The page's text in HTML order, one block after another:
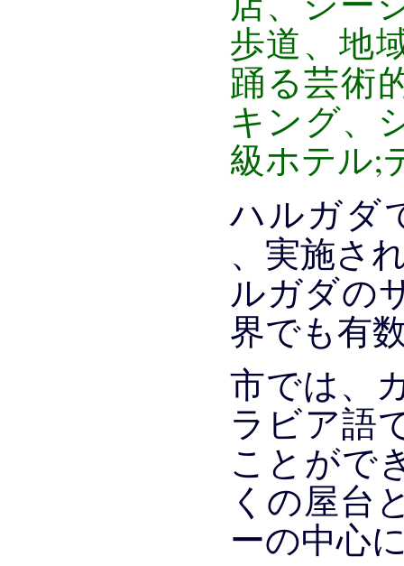
歩道、地
踊る芸術
キング、
級ホテル;
ハルガダ
、実施さ
ルガダの
界でも有​​
市では、
ラビア語
ことがで
くの屋台
ーの中心